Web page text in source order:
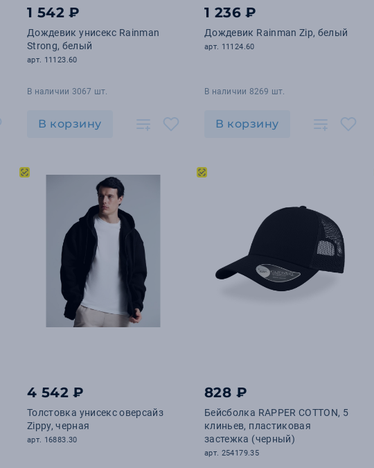
1 542 ₽
Дождевик унисекс Rainman
Strong, белый
арт. 11123.60
В наличии 3067 шт.
В корзину
1 236 ₽
Дождевик Rainman Zip, белый
арт. 11124.60
В наличии 8269 шт.
В корзину
4 542 ₽
Толстовка унисекс оверсайз
Zippy, черная
арт. 16883.30
828 ₽
Бейсболка RAPPER COTTON, 5
клиньев, пластиковая
застежка (черный)
арт. 254179.35